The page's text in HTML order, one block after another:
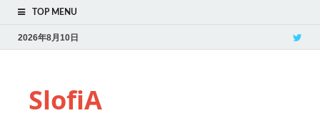
TOP MENU
2026年8月10日
SlofiA